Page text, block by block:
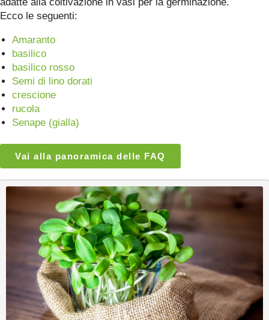
Ecco le seguenti:
Amaranto
basilico
basilico rosso
Semi di lino dorati
crescione
rucola
Senape (gialla)
Vai alla panoramica delle FAQ